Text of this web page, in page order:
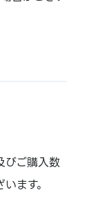
びご購入数
ます。